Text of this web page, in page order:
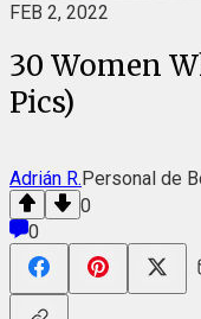
FEB 2, 2022
30 Women
Pics)
Adrián R.Personal de
0
0